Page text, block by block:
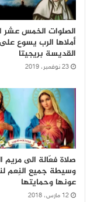
الصلوات الخمس عشر
أملاها الرب يسوع على
القديسة بريجيتا
23 نوفمبر، 2019
صلاة فعّالة الى مريم
وسيطة جميع النِعم
عونها وحمايتها
12 مارس، 2018